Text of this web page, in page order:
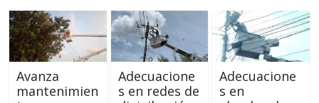
Avanza
mantenimien
Adecuacione
s en redes de
Adecuacione
s en